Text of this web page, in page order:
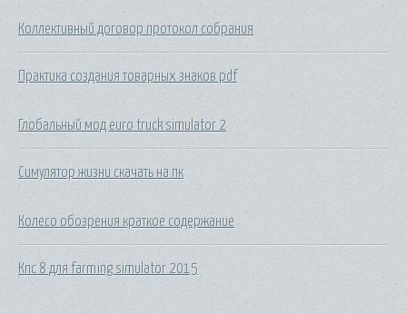
Коллективный договор протокол собрания
Практика создания товарных знаков pdf
Глобальный мод euro truck simulator 2
Симулятор жизни скачать на пк
Колесо обозрения краткое содержание
Кпс 8 для farming simulator 2015